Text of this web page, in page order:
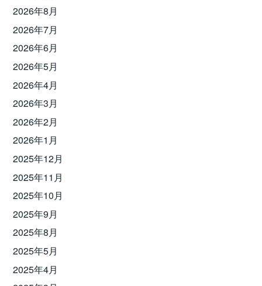
2026年8月
2026年7月
2026年6月
2026年5月
2026年4月
2026年3月
2026年2月
2026年1月
2025年12月
2025年11月
2025年10月
2025年9月
2025年8月
2025年5月
2025年4月